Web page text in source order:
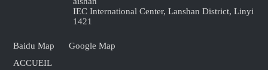
IEC International Center, Lanshan District, Linyi
1421
Baidu Map
Google Map
ACCUEIL